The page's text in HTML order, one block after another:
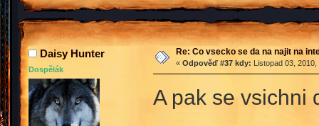
Daisy Hunter
Dospělák
Re: Co vsecko se da na najit na
« Odpověď #37 kdy: Listopad 03,
A pak se vsichni